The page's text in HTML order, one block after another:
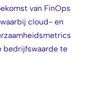
van FinOps
cloud- en
bedrijfswaarde te